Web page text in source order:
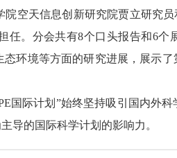
天信息创新研究院贾立研究员
任。分会共有8个口头报告和6
环境等方面的研究进展，展示
际计划”始终坚持吸引国内外
导的国际科学计划的影响力。